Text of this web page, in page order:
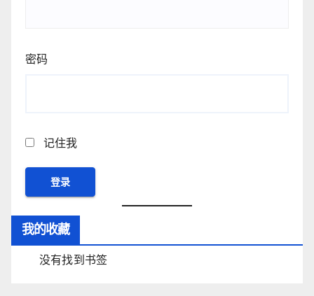
密码
记住我
我的收藏
没有找到书签